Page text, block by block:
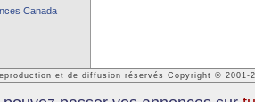
Canada
et de diffusion réservés Copyright © 2001-